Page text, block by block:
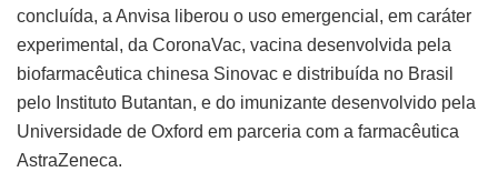
concluída, a Anvisa liberou o uso emergencial, em caráter
experimental, da CoronaVac, vacina desenvolvida pela
biofarmacêutica chinesa Sinovac e distribuída no Brasil
pelo Instituto Butantan, e do imunizante desenvolvido pela
Universidade de Oxford em parceria com a farmacêutica
AstraZeneca.